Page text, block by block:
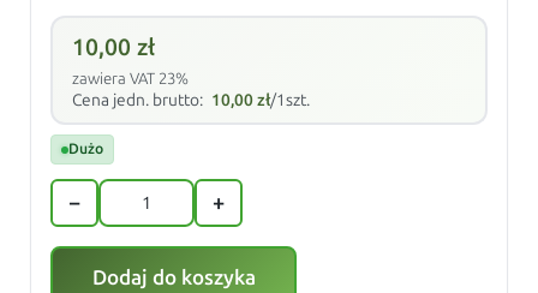
10,00zł
zawiera VAT 23%
Cena jedn. brutto: 10,00zł/1szt.
Dużo
− +
Dodaj do koszyka